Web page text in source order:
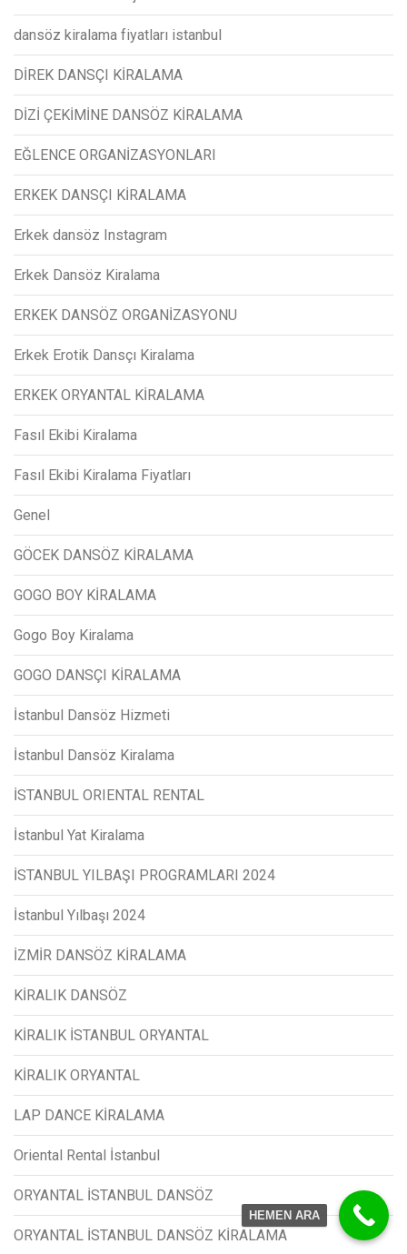
dansöz kiralama fiyatları istanbul
DİREK DANSÇI KİRALAMA
DİZİ ÇEKİMİNE DANSÖZ KİRALAMA
EĞLENCE ORGANİZASYONLARI
ERKEK DANSÇI KİRALAMA
Erkek dansöz Instagram
Erkek Dansöz Kiralama
ERKEK DANSÖZ ORGANİZASYONU
Erkek Erotik Dansçı Kiralama
ERKEK ORYANTAL KİRALAMA
Fasıl Ekibi Kiralama
Fasıl Ekibi Kiralama Fiyatları
Genel
GÖCEK DANSÖZ KİRALAMA
GOGO BOY KİRALAMA
Gogo Boy Kiralama
GOGO DANSÇI KİRALAMA
İstanbul Dansöz Hizmeti
İstanbul Dansöz Kiralama
İSTANBUL ORIENTAL RENTAL
İstanbul Yat Kiralama
İSTANBUL YILBAŞI PROGRAMLARI 2024
İstanbul Yılbaşı 2024
İZMİR DANSÖZ KİRALAMA
KİRALIK DANSÖZ
KİRALIK İSTANBUL ORYANTAL
KİRALIK ORYANTAL
LAP DANCE KİRALAMA
Oriental Rental İstanbul
ORYANTAL İSTANBUL DANSÖZ
ORYANTAL İSTANBUL DANSÖZ KİRALAMA
HEMEN ARA